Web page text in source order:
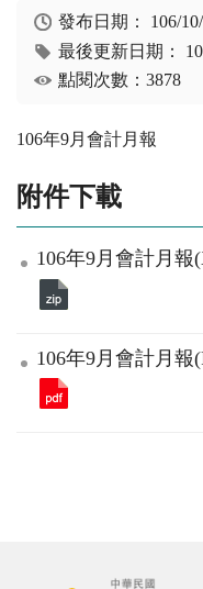
發布日期： 106/
最後更新日期：
點閱次數：3878
106年9月會計月報
附件下載
106年9月會計月
106年9月會計月報